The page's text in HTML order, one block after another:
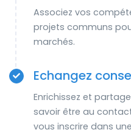
Associez vos
projets communs
marchés.
Echangez
Enrichissez et
savoir être au
vous inscrire dans